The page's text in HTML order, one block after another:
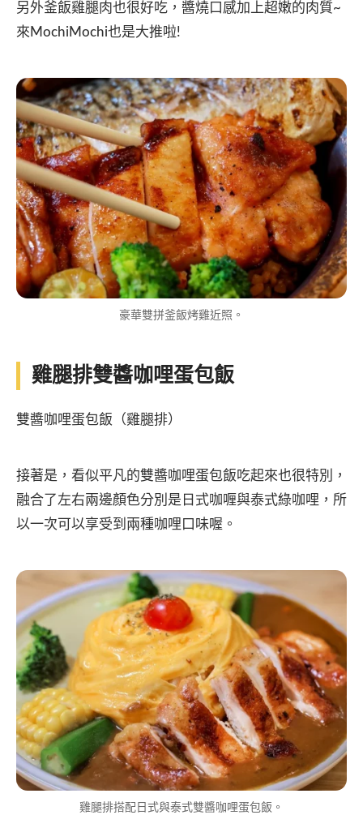
另外釜飯雞腿肉也很好吃，醬燒口感加上超嫩的肉質~
來MochiMochi也是大推啦!
豪華雙拼釜飯烤雞近照。
雞腿排雙醬咖哩蛋包飯
雙醬咖哩蛋包飯（雞腿排）
接著是，看似平凡的雙醬咖哩蛋包飯吃起來也很特別，
融合了左右兩邊顏色分別是日式咖喱與泰式綠咖哩，所
以一次可以享受到兩種咖哩口味喔。
雞腿排搭配日式與泰式雙醬咖哩蛋包飯。